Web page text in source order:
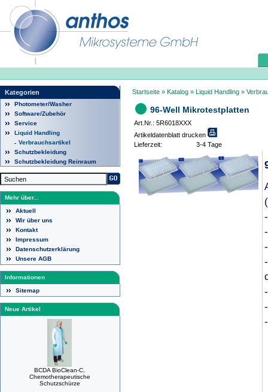
Kategorien
Photometer/Washer
Software/Zubehör
Service
Liquid Handling
Verbrauchsartikel
Schutzbekleidung
Schutzbekleidung Reinraum
Mehr über...
Aktuell
Wir über uns
Kontakt
Impressum
Datenschutzerklärung
Unsere AGB
Informationen
Sitemap
Neue Artikel
BCDA BioClean-C,
Chemotherapeutische
Schutzschürze
Startseite » Katalog » Liquid Handling »
96-Well Mikrotestplatten
Art.Nr.: 5R6018XXX
Artikeldatenblatt drucken
Lieferzeit:
3-4 Tage